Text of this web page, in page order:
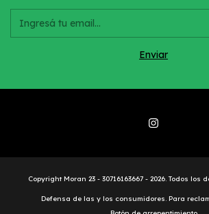
Copyright Moran 23 - 30716163667 - 2026. Todos los
Defensa de las y los consumidores. Para